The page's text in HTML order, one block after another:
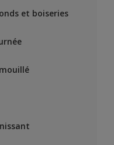
et boiseries